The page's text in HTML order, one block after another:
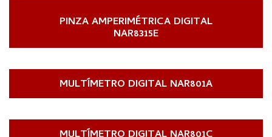
PINZA AMPERIMÉTRICA DIGITAL
NAR8315E
MULTÍMETRO DIGITAL NAR801A